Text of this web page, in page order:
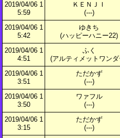
2019/04/06 1
5:59
ＫＥＮＪＩ
(---)
2019/04/06 1
5:42
ゆきち
(ハッピーハニー22)
2019/04/06 1
4:51
ふく
(アルティメットワン
2019/04/06 1
3:51
ただかず
(---)
2019/04/06 1
3:50
ワァフル
(---)
2019/04/06 1
3:15
ただかず
(---)